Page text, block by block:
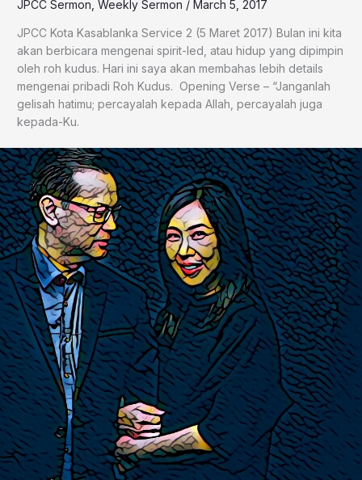
JPCC Sermon Weekly Sermon / March 5, 2017
JPCC Kota Kasablanka Service 2 (5 Maret 2017) Bulan ini kita
akan berbicara mengenai spirit-led, atau hidup yang dipimpin
oleh roh kudus. Hari ini saya akan membahas lebih details
mengenai pribadi Roh Kudus. Opening Verse – “Janganlah
gelisah hatimu; percayalah kepada Allah, percayalah juga
kepada-Ku.